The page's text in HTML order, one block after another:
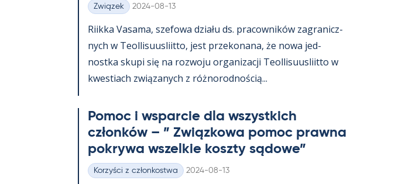
Kategorie
Związek Kirjoitettu
2024-08-13
Riikka Va­sama, sze­fowa działu ds. pracow­ników za­gra­nicz­
nych w Teol­li­suus­liitto, jest prze­ko­nana, że nowa jed­
nostka skupi się na rozwoju or­ga­nizacji Teol­li­suus­liitto w
kwes­tiach związa­nych z róż­no­rod­nością...
Po­moc i ws­parcie dla wszyst­kich
członków – ” Związ­kowa po­moc prawna
pok­rywa wszel­kie koszty są­dowe”
Kategorie
Korzyści z członkostwa Kirjoitettu
2024-08-13